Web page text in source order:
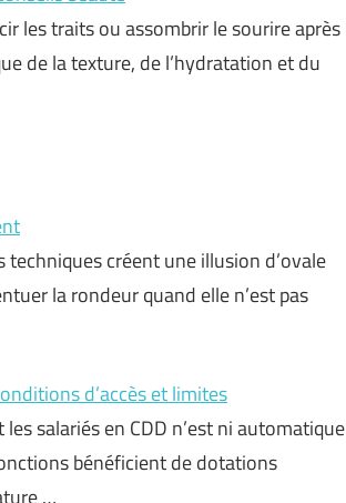
les traits ou assombrir le sourire après
de la texture, de l’hydratation et du
créent une illusion d’ovale
la rondeur quand elle n’est pas
d’accès et limites
salariés en CDD n’est ni automatique
bénéficient de dotations